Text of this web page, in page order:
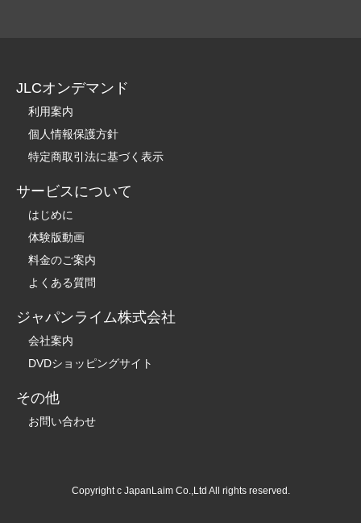
JLCオンデマンド
利用案内
個人情報保護方針
特定商取引法に基づく表示
サービスについて
はじめに
体験版動画
料金のご案内
よくある質問
ジャパンライム株式会社
会社案内
DVDショッピングサイト
その他
お問い合わせ
Copyright c JapanLaim Co.,Ltd All rights reserved.